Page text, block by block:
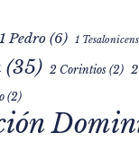
1 Pedro (6) 1
(35) 2 Corintios (2)
(2)